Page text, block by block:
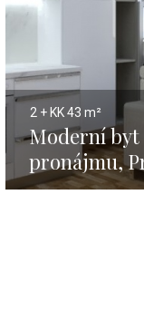
2 + KK43 m²
Moderní byt
pronájmu,
Vinohrady –